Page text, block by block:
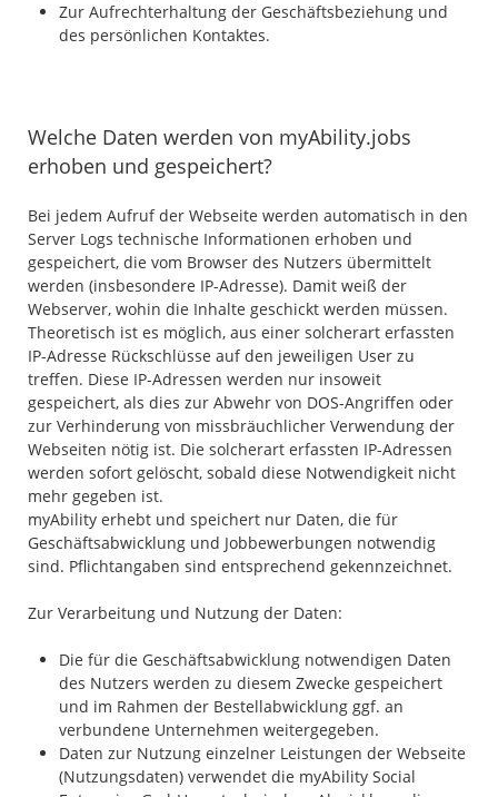
Zur Aufrechterhaltung der Geschäftsbeziehung und
des persönlichen Kontaktes.
Welche Daten werden von myAbility.jobs
erhoben und gespeichert?
Bei jedem Aufruf der Webseite werden automatisch in den
Server Logs technische Informationen erhoben und
gespeichert, die vom Browser des Nutzers übermittelt
werden (insbesondere IP-Adresse). Damit weiß der
Webserver, wohin die Inhalte geschickt werden müssen.
Theoretisch ist es möglich, aus einer solcherart erfassten
IP-Adresse Rückschlüsse auf den jeweiligen User zu
treffen. Diese IP-Adressen werden nur insoweit
gespeichert, als dies zur Abwehr von DOS-Angriffen oder
zur Verhinderung von missbräuchlicher Verwendung der
Webseiten nötig ist. Die solcherart erfassten IP-Adressen
werden sofort gelöscht, sobald diese Notwendigkeit nicht
mehr gegeben ist.
myAbility erhebt und speichert nur Daten, die für
Geschäftsabwicklung und Jobbewerbungen notwendig
sind. Pflichtangaben sind entsprechend gekennzeichnet.
Zur Verarbeitung und Nutzung der Daten:
Die für die Geschäftsabwicklung notwendigen Daten
des Nutzers werden zu diesem Zwecke gespeichert
und im Rahmen der Bestellabwicklung ggf. an
verbundene Unternehmen weitergegeben.
Daten zur Nutzung einzelner Leistungen der Webseite
(Nutzungsdaten) verwendet die myAbility Social